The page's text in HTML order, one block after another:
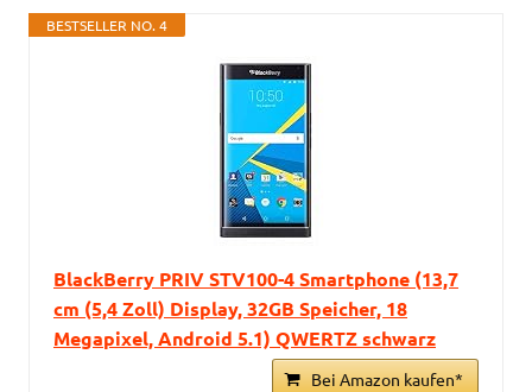
BESTSELLER NO. 4
BlackBerry PRIV STV100-4 Smartphone (13,7
cm (5,4 Zoll) Display, 32GB Speicher, 18
Megapixel, Android 5.1) QWERTZ schwarz
Bei Amazon kaufen*